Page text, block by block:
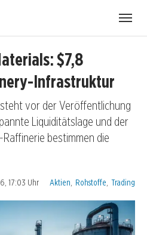
$7,8
Infrastruktur
vor der Veröffentlichung
Liquiditätslage und der
bestimmen die
17:03 Uhr Kategorien:
Aktien Rohstoffe Trading